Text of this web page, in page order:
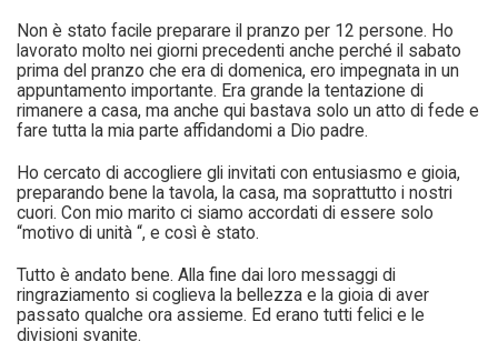
Non è stato facile preparare il pranzo per 12 persone. Ho
lavorato molto nei giorni precedenti anche perché il sabato
prima del pranzo che era di domenica, ero impegnata in un
appuntamento importante. Era grande la tentazione di
rimanere a casa, ma anche qui bastava solo un atto di fede e
fare tutta la mia parte affidandomi a Dio padre.
Ho cercato di accogliere gli invitati con entusiasmo e gioia,
preparando bene la tavola, la casa, ma soprattutto i nostri
cuori. Con mio marito ci siamo accordati di essere solo
“motivo di unità “, e così è stato.
Tutto è andato bene. Alla fine dai loro messaggi di
ringraziamento si coglieva la bellezza e la gioia di aver
passato qualche ora assieme. Ed erano tutti felici e le
divisioni svanite.